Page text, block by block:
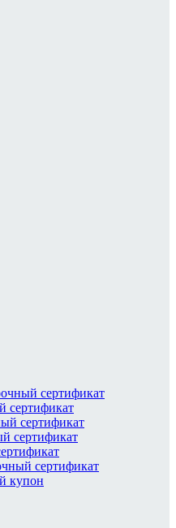
сертификат
сертификат
сертификат
сертификат
сертификат
купон